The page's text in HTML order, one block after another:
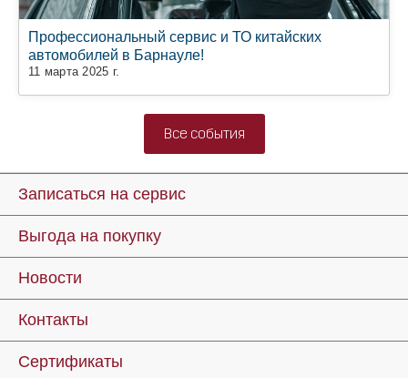
Профессиональный сервис и ТО китайских
автомобилей в Барнауле!
11 марта 2025 г.
Все события
Записаться на сервис
Выгода на покупку
Новости
Контакты
Сертификаты